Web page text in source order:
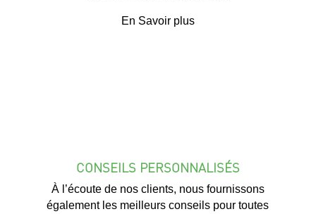
En Savoir plus
CONSEILS PERSONNALISÉS
À l’écoute de nos clients, nous fournissons
également les meilleurs conseils pour toutes